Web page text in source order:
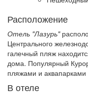
Расположение
Отель "Лазурь"
Центрального
галечный пляж
дома. Популярный
пляжами и
В отеле